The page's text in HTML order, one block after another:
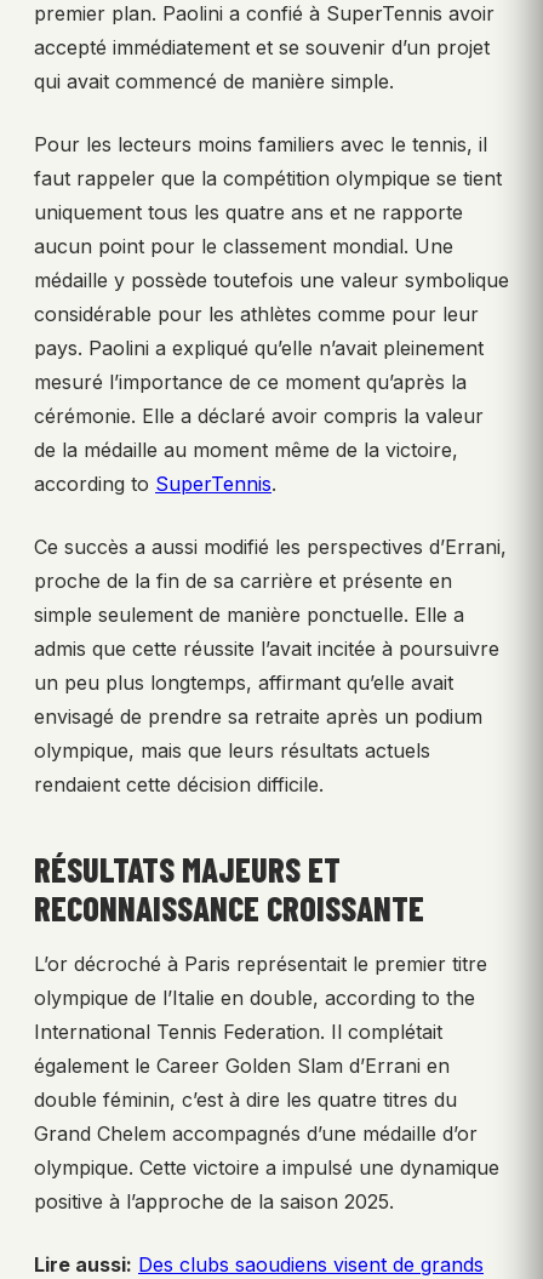
premier plan. Paolini a confié à SuperTennis avoir
accepté immédiatement et se souvenir d’un projet
qui avait commencé de manière simple.
Pour les lecteurs moins familiers avec le tennis, il
faut rappeler que la compétition olympique se tient
uniquement tous les quatre ans et ne rapporte
aucun point pour le classement mondial. Une
médaille y possède toutefois une valeur symbolique
considérable pour les athlètes comme pour leur
pays. Paolini a expliqué qu’elle n’avait pleinement
mesuré l’importance de ce moment qu’après la
cérémonie. Elle a déclaré avoir compris la valeur
de la médaille au moment même de la victoire,
according to SuperTennis.
Ce succès a aussi modifié les perspectives d’Errani,
proche de la fin de sa carrière et présente en
simple seulement de manière ponctuelle. Elle a
admis que cette réussite l’avait incitée à poursuivre
un peu plus longtemps, affirmant qu’elle avait
envisagé de prendre sa retraite après un podium
olympique, mais que leurs résultats actuels
rendaient cette décision difficile.
RÉSULTATS MAJEURS ET
RECONNAISSANCE CROISSANTE
L’or décroché à Paris représentait le premier titre
olympique de l’Italie en double, according to the
International Tennis Federation. Il complétait
également le Career Golden Slam d’Errani en
double féminin, c’est à dire les quatre titres du
Grand Chelem accompagnés d’une médaille d’or
olympique. Cette victoire a impulsé une dynamique
positive à l’approche de la saison 2025.
Lire aussi: Des clubs saoudiens visent de grands